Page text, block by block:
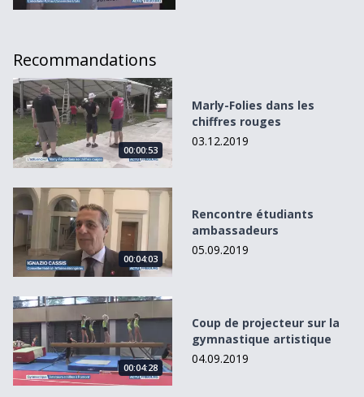
Recommandations
Marly-Folies dans les chiffres rouges
00:00:53
Marly-Folies dans les
chiffres rouges
03.12.2019
Rencontre étudiants ambassadeurs
00:04:03
Rencontre étudiants
ambassadeurs
05.09.2019
Coup de projecteur sur la gymnastique artistique
00:04:28
Coup de projecteur sur la
gymnastique artistique
04.09.2019